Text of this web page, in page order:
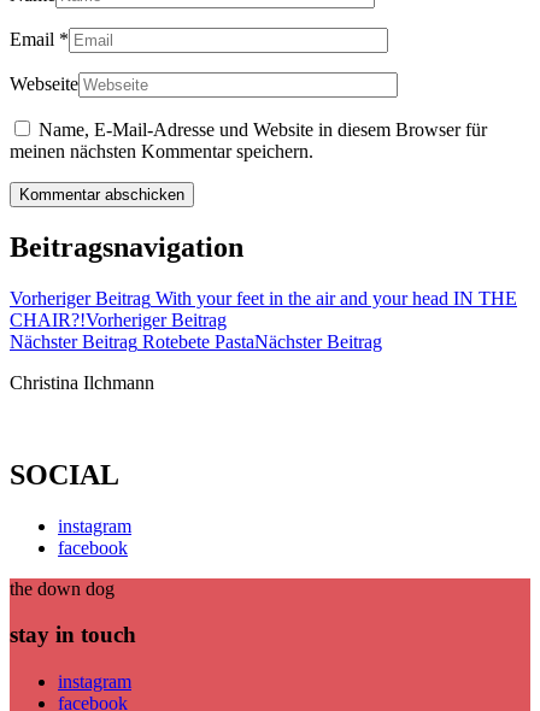
Email *
Webseite
Name, E-Mail-Adresse und Website in diesem Browser für
meinen nächsten Kommentar speichern.
Beitragsnavigation
Vorheriger Beitrag With your feet in the air and your head IN THE
CHAIR?!Vorheriger Beitrag
Nächster Beitrag Rotebete PastaNächster Beitrag
Christina Ilchmann
SOCIAL
instagram
facebook
the down dog
stay in touch
instagram
facebook